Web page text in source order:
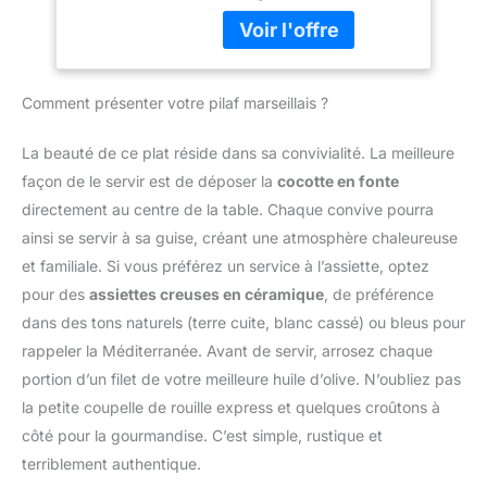
savoureux. CUISINE
SAINE ET
ANTIADHÉSIVE : Garanti
sans PFOA, PFOS, nickel,
saisir sans matière
grasse. Utilisez votre
marmite en fonte
d'aluminium avec
table ou comme moule à
pain croustillant. TOUS
FEUX DONT INDUCTION
: Cette marmite induction
offre une compatibilité
électrique,
vitrocéramique et
nécessiter de culottage.
Inoxydable et prêt à
quotidien grâce à son
PERFORMANCE
SUPÉRIEURE : Nos
marmites BLACK STONE
sont plébiscités par les
chefs. Ce fait tout en
aluminium moulé garantit
optimale et une
accumulation de chaleur
constante pour des plats
savoureux. CUISINE
SAINE ET
ANTIADHÉSIVE : Garanti
Comment présenter votre pilaf marseillais ?
La beauté de ce plat réside dans sa convivialité. La meilleure
façon de le servir est de déposer la cocotte en fonte
directement au centre de la table. Chaque convive pourra
ainsi se servir à sa guise, créant une atmosphère chaleureuse
et familiale. Si vous préférez un service à l’assiette, optez
pour des assiettes creuses en céramique , de préférence
dans des tons naturels (terre cuite, blanc cassé) ou bleus pour
rappeler la Méditerranée. Avant de servir, arrosez chaque
portion d’un filet de votre meilleure huile d’olive. N’oubliez pas
la petite coupelle de rouille express et quelques croûtons à
côté pour la gourmandise. C’est simple, rustique et
terriblement authentique.